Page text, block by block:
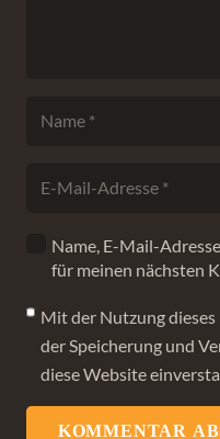
Name, E-Mail-
für meinen nächsten
Mit der Nutzung
der Speicherung und
diese Website
KOMMENTAR